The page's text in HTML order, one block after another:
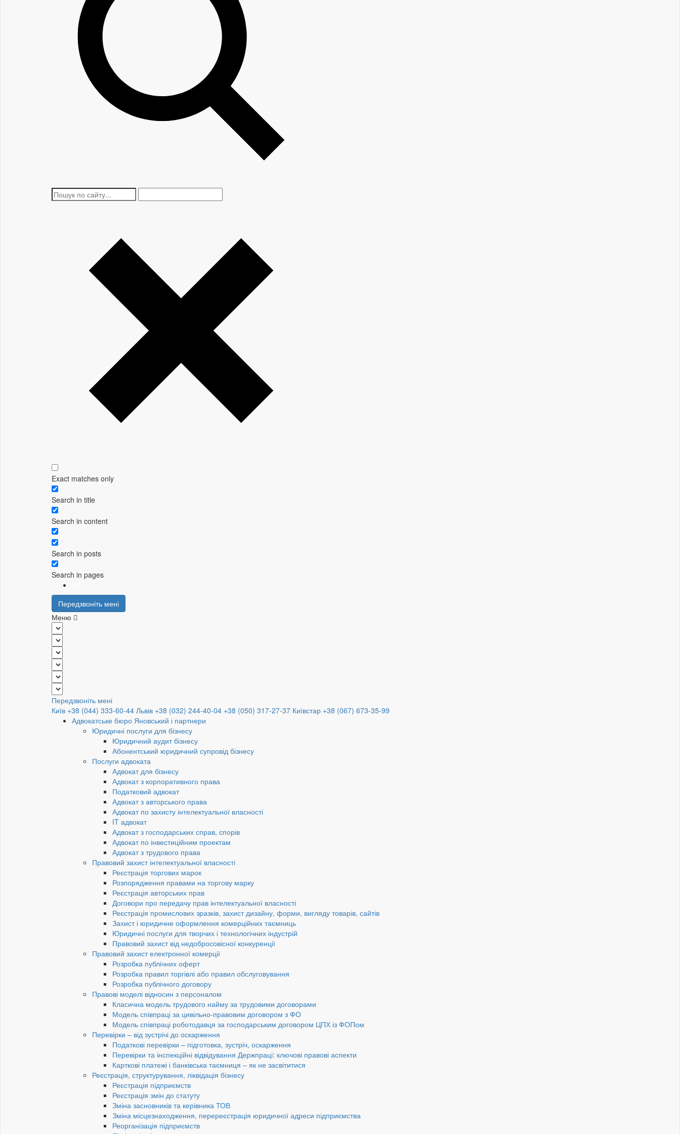
Exact matches only
Search in title
Search in content
Search in posts
Search in pages
Передзвоніть мені
Меню
Передзвоніть мені
Київ +38 (044) 333-60-44 Львів +38 (032) 244-40-04 +38 (050) 317-27-37 Київстар +38 (067) 673-35-99
Адвокатське бюро Яновський і партнери
Юридичні послуги для бізнесу
Юридичний аудит бізнесу
Абонентський юридичний супровід бізнесу
Послуги адвоката
Адвокат для бізнесу
Адвокат з корпоративного права
Податковий адвокат
Адвокат з авторського права
Адвокат по захисту інтелектуальної власності
IT адвокат
Адвокат з господарських справ, спорів
Адвокат по інвестиційним проектам
Адвокат з трудового права
Правовий захист інтелектуальної власності
Реєстрація торгових марок
Розпорядження правами на торгову марку
Реєстрація авторських прав
Договори про передачу прав інтелектуальної власності
Реєстрація промислових зразків, захист дизайну, форми, вигляду товарів, сайтів
Захист і юридичне оформлення комерційних таємниць
Юридичні послуги для творчих і технологічних індустрій
Правовий захист від недобросовісної конкуренції
Правовий захист електронної комерції
Розробка публічних оферт
Розробка правил торгівлі або правил обслуговування
Розробка публічного договору
Правові моделі відносин з персоналом
Класична модель трудового найму за трудовими договорами
Модель співпраці за цивільно-правовим договором з ФО
Модель співпраці роботодавця за господарським договором ЦПХ із ФОПом
Перевірки – від зустрічі до оскарження
Податкові перевірки – підготовка, зустріч, оскарження
Перевірки та інспекційні відвідування Держпраці: ключові правові аспекти
Карткові платежі і банківська таємниця – як не засвітитися
Реєстрація, структурування, ліквідація бізнесу
Реєстрація підприємств
Реєстрація змін до статуту
Зміна засновників та керівника ТОВ
Зміна місцезнаходження, перереєстрація юридичної адреси підприємства
Реорганізація підприємств